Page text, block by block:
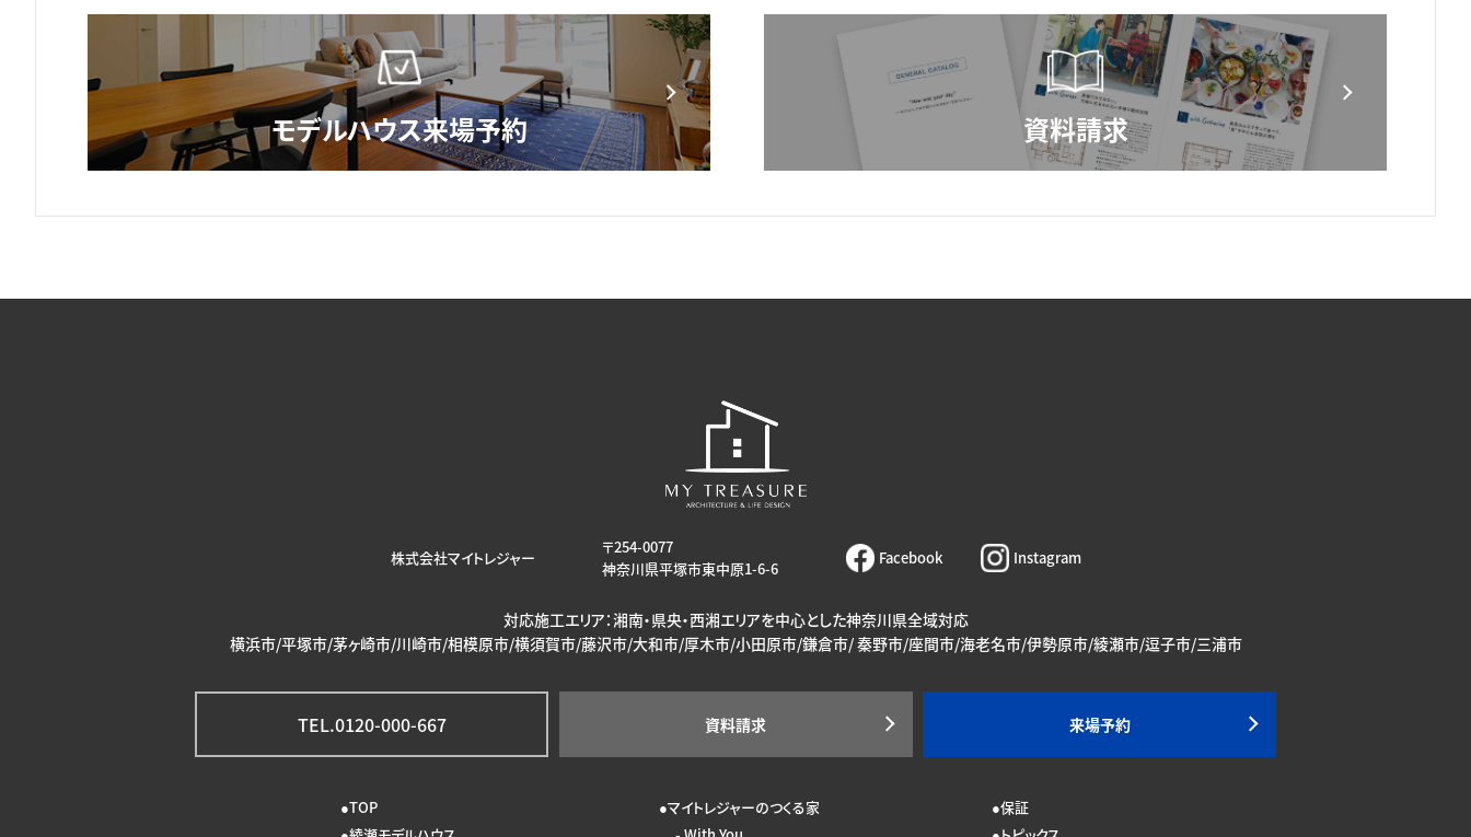
株式会社マイトレジャー
〒254-0077
神奈川県平塚市東中原1-6-6
Facebook Instagram
対応施工エリア：湘南・県央・西湘エリアを中心とした神奈川県全域対応
横浜市/平塚市/茅ヶ崎市/川崎市/相模原市/横須賀市/藤沢市/大和市/厚木市/小田原市/鎌倉市/ 秦野市/座間市/海老名市/伊勢原市/綾瀬市/逗子市/三浦市
TEL.0120-000-667 資料請求 来場予約
TOP
マイトレジャーのつくる家
保証